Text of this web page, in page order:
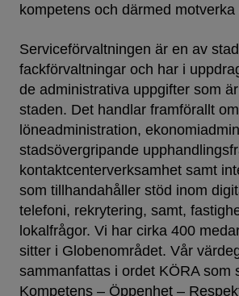
kompetens och därmed
Serviceförvaltningen är en av
fackförvaltningar och har i
de administrativa uppgifter som
staden. Det handlar framförallt om
löneadministration,
stadsövergripande
kontaktcenterverksamhet samt
som tillhandahåller stöd inom
telefoni, rekrytering, samt,
lokalfrågor. Vi har cirka 400
sitter i Globenområdet. Vår
sammanfattas i ordet KÖRA som
Kompetens – Öppenhet –